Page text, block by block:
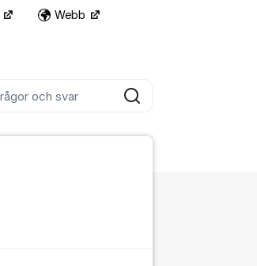
Sök
Webb Fler supportlänkar